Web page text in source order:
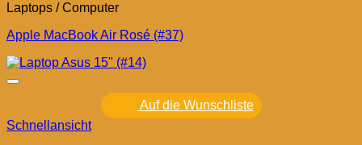
Laptops / Computer
Apple MacBook Air Rosé (#37)
Auf die Wunschliste
Schnellansicht